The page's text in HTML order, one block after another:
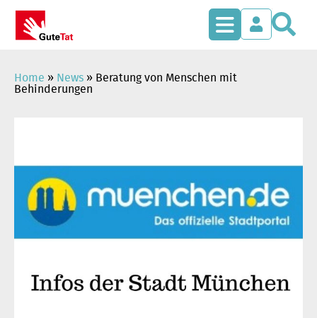
springen
Home » News » Beratung von Menschen mit
Behinderungen